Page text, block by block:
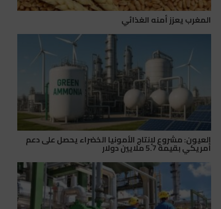
المغرب يعزز أمنه الغذائي
العيون: مشروع لإنتاج الأمونيا الخضراء يحصل على دعم
أمريكي بقيمة 5.7 ملايين دولار